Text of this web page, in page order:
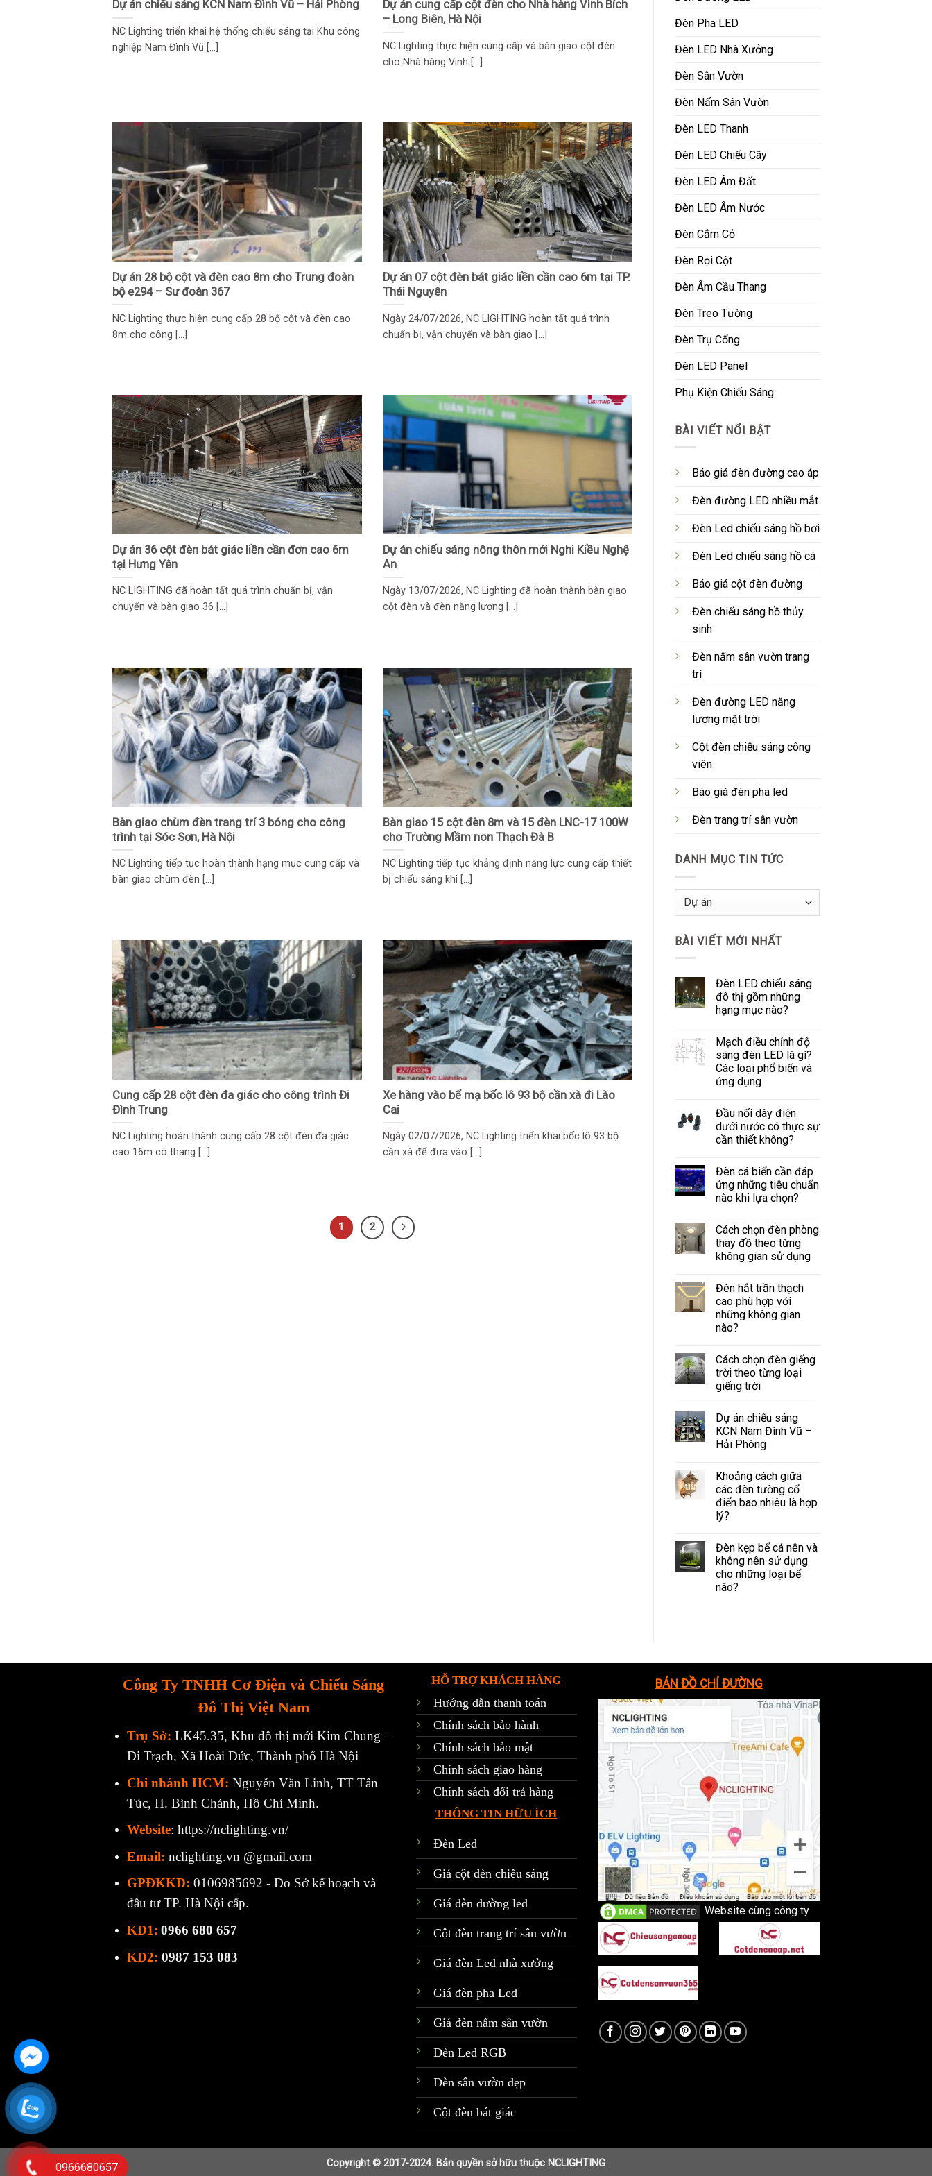
Dự án chiếu sáng KCN Nam Đình Vũ – Hải Phòng
NC Lighting triển khai hệ thống chiếu sáng tại Khu công
nghiệp Nam Đình Vũ [...]
Dự án cung cấp cột đèn cho Nhà hàng Vinh Bích
– Long Biên, Hà Nội
NC Lighting thực hiện cung cấp và bàn giao cột đèn
cho Nhà hàng Vinh [...]
Dự án 28 bộ cột và đèn cao 8m cho Trung đoàn
bộ e294 – Sư đoàn 367
NC Lighting thực hiện cung cấp 28 bộ cột và đèn cao
8m cho công [...]
Dự án 07 cột đèn bát giác liền cần cao 6m tại TP.
Thái Nguyên
Ngày 24/07/2026, NC LIGHTING hoàn tất quá trình
chuẩn bị, vận chuyển và bàn giao [...]
Dự án 36 cột đèn bát giác liền cần đơn cao 6m
tại Hưng Yên
NC LIGHTING đã hoàn tất quá trình chuẩn bị, vận
chuyển và bàn giao 36 [...]
Dự án chiếu sáng nông thôn mới Nghi Kiều Nghệ
An
Ngày 13/07/2026, NC Lighting đã hoàn thành bàn giao
cột đèn và đèn năng lượng [...]
Bàn giao chùm đèn trang trí 3 bóng cho công
trình tại Sóc Sơn, Hà Nội
NC Lighting tiếp tục hoàn thành hạng mục cung cấp và
bàn giao chùm đèn [...]
Bàn giao 15 cột đèn 8m và 15 đèn LNC-17 100W
cho Trường Mầm non Thạch Đà B
NC Lighting tiếp tục khẳng định năng lực cung cấp thiết
bị chiếu sáng khi [...]
Cung cấp 28 cột đèn đa giác cho công trình Đi
Đình Trung
NC Lighting hoàn thành cung cấp 28 cột đèn đa giác
cao 16m có thang [...]
Xe hàng vào bể mạ bốc lô 93 bộ cần xà đi Lào
Cai
Ngày 02/07/2026, NC Lighting triển khai bốc lô 93 bộ
cần xà để đưa vào [...]
1 2
Đèn Pha LED
Đèn LED Nhà Xưởng
Đèn Sân Vườn
Đèn Nấm Sân Vườn
Đèn LED Thanh
Đèn LED Chiếu Cây
Đèn LED Âm Đất
Đèn LED Âm Nước
Đèn Cắm Cỏ
Đèn Rọi Cột
Đèn Âm Cầu Thang
Đèn Treo Tường
Đèn Trụ Cổng
Đèn LED Panel
Phụ Kiện Chiếu Sáng
BÀI VIẾT NỔI BẬT
Báo giá đèn đường cao áp
Đèn đường LED nhiều mắt
Đèn Led chiếu sáng hồ bơi
Đèn Led chiếu sáng hồ cá
Báo giá cột đèn đường
Đèn chiếu sáng hồ thủy
sinh
Đèn nấm sân vườn trang
trí
Đèn đường LED năng
lượng mặt trời
Cột đèn chiếu sáng công
viên
Báo giá đèn pha led
Đèn trang trí sân vườn
DANH MỤC TIN TỨC
Danh
Tức
BÀI VIẾT MỚI NHẤT
Đèn LED chiếu sáng
đô thị gồm những
hạng mục nào?
Mạch điều chỉnh độ
sáng đèn LED là gì?
Các loại phổ biến và
ứng dụng
Đầu nối dây điện
dưới nước có thực sự
cần thiết không?
Đèn cá biển cần đáp
ứng những tiêu chuẩn
nào khi lựa chọn?
Cách chọn đèn phòng
thay đồ theo từng
không gian sử dụng
Đèn hắt trần thạch
cao phù hợp với
những không gian
nào?
Cách chọn đèn giếng
trời theo từng loại
giếng trời
Dự án chiếu sáng
KCN Nam Đình Vũ –
Hải Phòng
Khoảng cách giữa
các đèn tường cổ
điển bao nhiêu là hợp
lý?
Đèn kẹp bể cá nên và
không nên sử dụng
cho những loại bể
nào?
Công Ty TNHH Cơ Điện và Chiếu Sáng
Đô Thị Việt Nam
Trụ Sở: LK45.35, Khu đô thị mới Kim Chung –
Di Trạch, Xã Hoài Đức, Thành phố Hà Nội
Chi nhánh HCM: Nguyễn Văn Linh, TT Tân
Túc, H. Bình Chánh, Hồ Chí Minh.
Website: https://nclighting.vn/
Email: nclighting.vn @gmail.com
GPĐKKD: 0106985692 - Do Sở kế hoạch và
đầu tư TP. Hà Nội cấp.
KD1: 0966 680 657
KD2: 0987 153 083
HỖ TRỢ KHÁCH HÀNG
Hướng dẫn thanh toán
Chính sách bảo hành
Chính sách bảo mật
Chính sách giao hàng
Chính sách đổi trả hàng
THÔNG TIN HỮU ÍCH
Đèn Led
Giá cột đèn chiếu sáng
Giá đèn đường led
Cột đèn trang trí sân vườn
Giá đèn Led nhà xưởng
Giá đèn pha Led
Giá đèn nấm sân vườn
Đèn Led RGB
Đèn sân vườn đẹp
Cột đèn bát giác
BẢN ĐỒ CHỈ ĐƯỜNG
Website cùng công ty
Copyright © 2017-2024. Bản quyền sở hữu thuộc NCLIGHTING
0966680657